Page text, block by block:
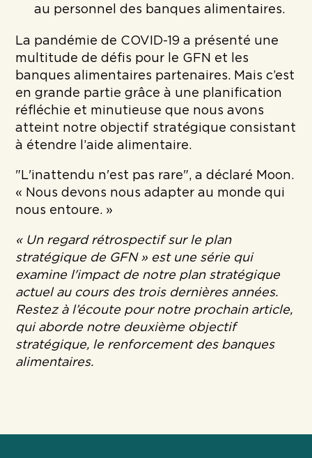
au personnel des banques alimentaires.
La pandémie de COVID-19 a présenté une
multitude de défis pour le GFN et les
banques alimentaires partenaires. Mais c’est
en grande partie grâce à une planification
réfléchie et minutieuse que nous avons
atteint notre objectif stratégique consistant
à étendre l’aide alimentaire.
"L'inattendu n'est pas rare", a déclaré Moon.
« Nous devons nous adapter au monde qui
nous entoure. »
« Un regard rétrospectif sur le plan
stratégique de GFN » est une série qui
examine l'impact de notre plan stratégique
actuel au cours des trois dernières années.
Restez à l’écoute pour notre prochain article,
qui aborde notre deuxième objectif
stratégique, le renforcement des banques
alimentaires.